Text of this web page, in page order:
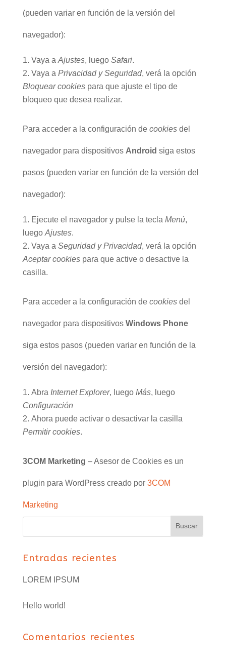
(pueden variar en función de la versión del
navegador):
Vaya a Ajustes, luego Safari.
Vaya a Privacidad y Seguridad, verá la opción
Bloquear cookiespara que ajuste el tipo de
bloqueo que desea realizar.
Para acceder a la configuración de cookiesdel
navegador para dispositivos Android siga estos
pasos (pueden variar en función de la versión del
navegador):
Ejecute el navegador y pulse la tecla Menú,
luego Ajustes.
Vaya a Seguridad y Privacidad, verá la opción
Aceptar cookiespara que active o desactive la
casilla.
Para acceder a la configuración de cookiesdel
navegador para dispositivos Windows Phone
siga estos pasos (pueden variar en función de la
versión del navegador):
Abra Internet Explorer, luego Más, luego
Configuración
Ahora puede activar o desactivar la casilla
Permitir cookies.
3COM Marketing – Asesor de Cookies es un
plugin para WordPress creado por 3COM
Marketing
Entradas recientes
LOREM IPSUM
Hello world!
Comentarios recientes